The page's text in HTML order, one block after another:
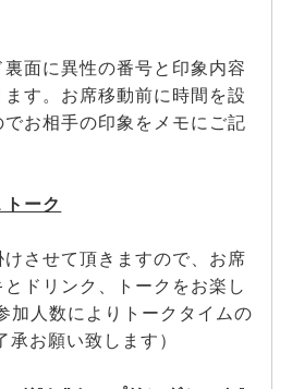
面に異性の番号と印象内容
す。お席移動前に時間を設
お相手の印象をメモにご記
ーク
させて頂きますので、お席
ドリンク、トークをお楽し
加人数によりトークタイムの
お願い致します）